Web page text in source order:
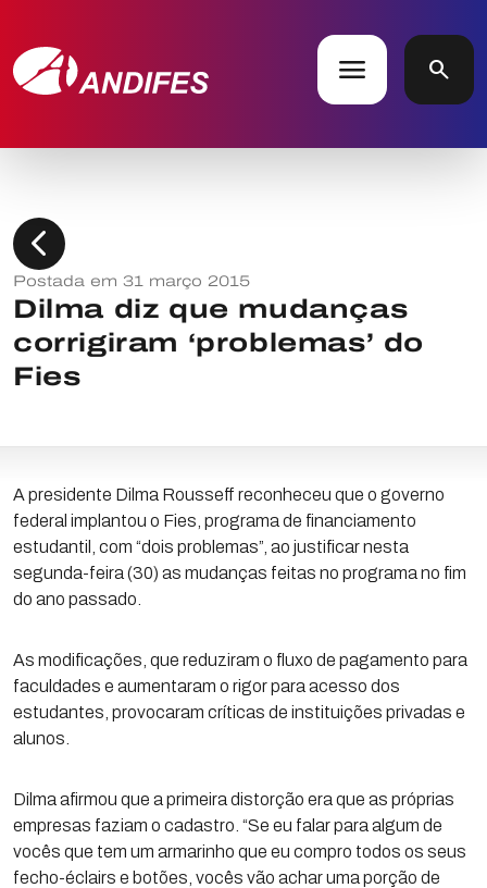
menu search
chevron_left
Postada em 31 março 2015
Dilma diz que mudanças
corrigiram ‘problemas’ do
Fies
A presidente Dilma Rousseff reconheceu que o governo
federal implantou o Fies, programa de financiamento
estudantil, com “dois problemas”, ao justificar nesta
segunda-feira (30) as mudanças feitas no programa no fim
do ano passado.
As modificações, que reduziram o fluxo de pagamento para
faculdades e aumentaram o rigor para acesso dos
estudantes, provocaram críticas de instituições privadas e
alunos.
Dilma afirmou que a primeira distorção era que as próprias
empresas faziam o cadastro. “Se eu falar para algum de
vocês que tem um armarinho que eu compro todos os seus
fecho-éclairs e botões, vocês vão achar uma porção de